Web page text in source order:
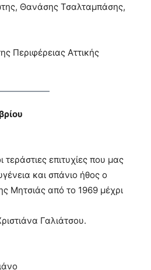
Θανάσης Τσαλταμπάσης,
Περιφέρειας Αττικής
επιτυχίες που μας
και σπάνιο ήθος ο
Μητσιάς από το 1969 μέχρι
Γαλιάτσου.